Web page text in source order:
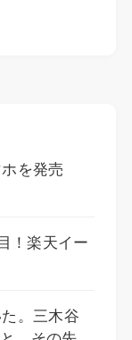
を発売
！楽天イー
。三木谷